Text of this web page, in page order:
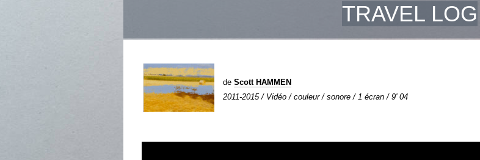
TRAVEL LOG
de Scott HAMMEN
2011-2015 / Vidéo / couleur / sonore / 1 écran / 9' 04